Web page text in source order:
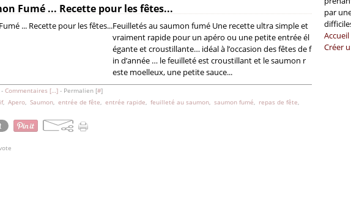
Fumé ... Recette pour les fêtes...
Feuilletés au saumon fumé Une recette ultra simple et
vraiment rapide pour un apéro ou une petite entrée él
égante et croustillante… idéal à l’occasion des fêtes de f
in d’année … le feuilleté est croustillant et le saumon r
este moelleux, une petite sauce...
Commentaires […] - Permalien [#]
, Apero, Saumon, entrée de fête, entrée rapide, feuilleté au saumon, saumon fumé, repas de fête,
par
Créer